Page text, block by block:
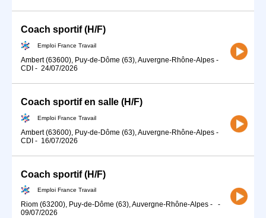
Coach sportif (H/F)
Emploi France Travail
Ambert (63600), Puy-de-Dôme (63), Auvergne-Rhône-Alpes -
CDI - 24/07/2026
Coach sportif en salle (H/F)
Emploi France Travail
Ambert (63600), Puy-de-Dôme (63), Auvergne-Rhône-Alpes -
CDI - 16/07/2026
Coach sportif (H/F)
Emploi France Travail
Riom (63200), Puy-de-Dôme (63), Auvergne-Rhône-Alpes -
-
09/07/2026